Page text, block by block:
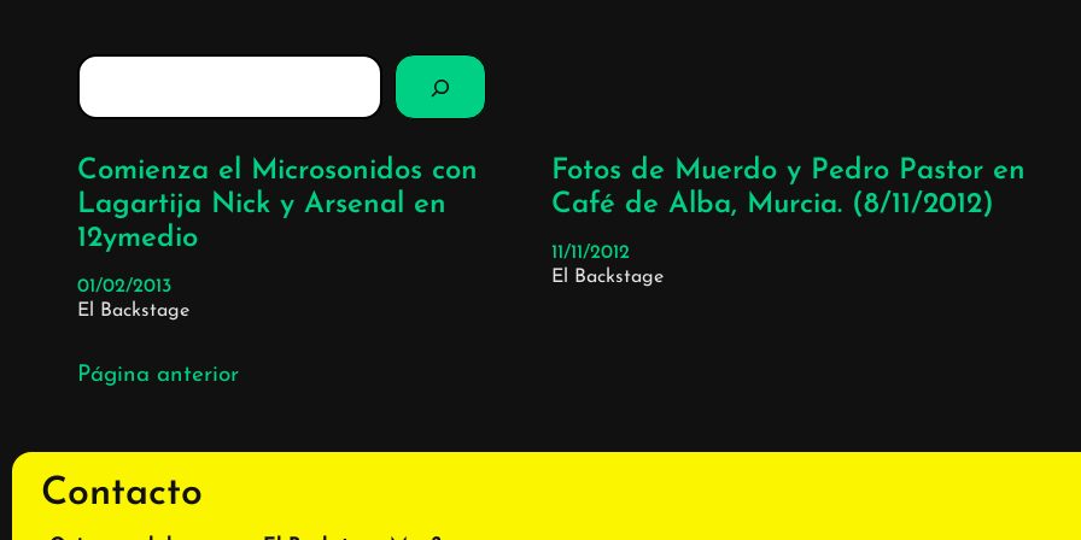
B
u
c
a
r
Comienza el Microsonidos con
Lagartija Nick y Arsenal en
12ymedio
01/02/2013
El Backstage
Fotos de Muerdo y Pedro Pastor en
Café de Alba, Murcia. (8/11/2012)
11/11/2012
El Backstage
Página anterior
Contacto